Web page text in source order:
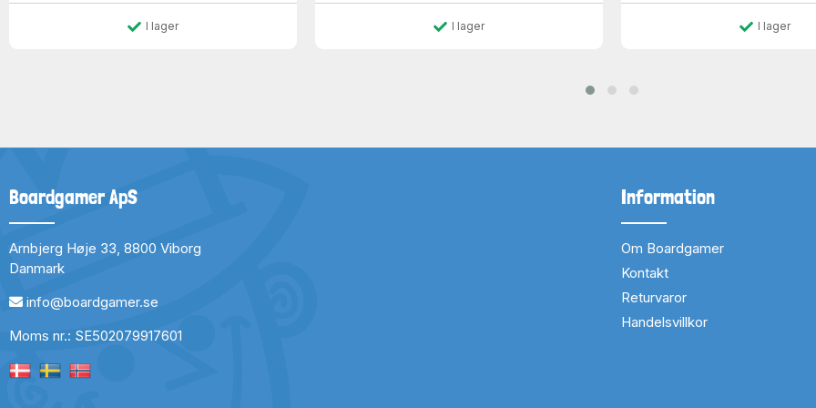
I lager I lager I lager
Boardgamer ApS
Arnbjerg Høje 33, 8800 Viborg
Danmark
info@boardgamer.se
Moms nr.: SE502079917601
Information
Om Boardgamer
Kontakt
Returvaror
Handelsvillkor